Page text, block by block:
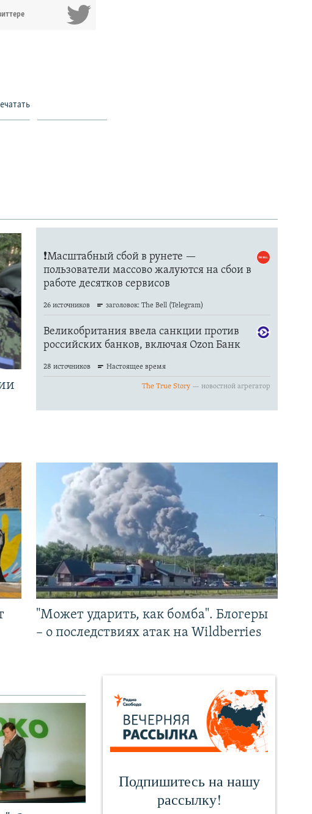
"Может ударить, как бомба". Блогеры
– о последствиях атак на Wildberries